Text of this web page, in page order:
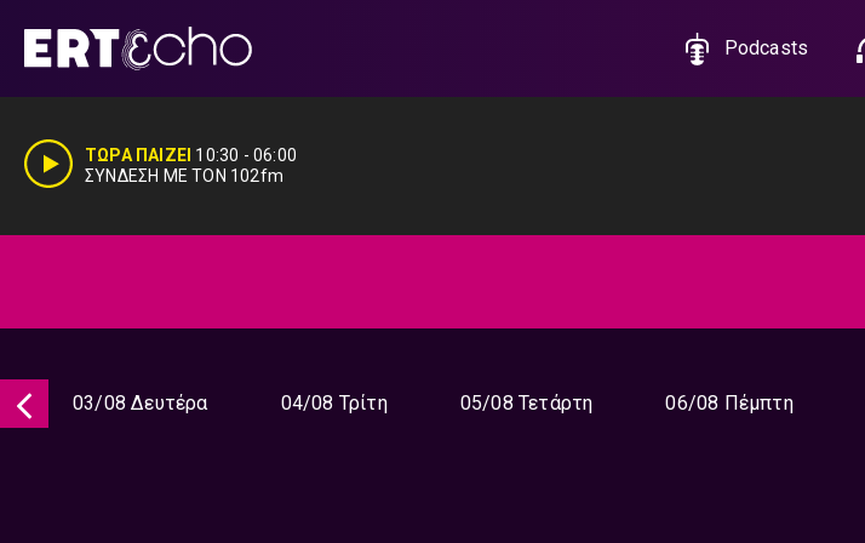
περιεχόμενο
Podcasts
ΤΩΡΑ ΠΑΙΖΕΙ 10:30 -06:00
ΣΥΝΔΕΣΗ ΜΕ ΤΟΝ 102fm
03/08 Δευτέρα 04/08 Τρίτη 05/08 Τετάρτη 06/08 Πέμπτη